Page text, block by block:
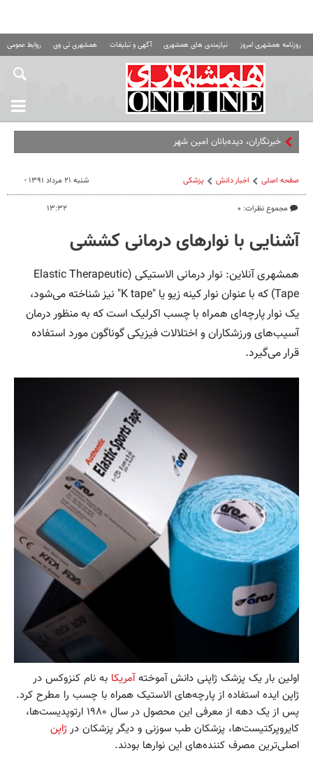
روزنامه همشهری امروز نیازمندی های همشهری آگهی و تبلیغات همشهری تی وی روابط عمومی
خبرنگاران، دیده‌بانان امین شهر
صفحه اصلی اخبار دانش پزشکی
مجموع نظرات: ۰
شنبه ۲۱ مرداد ۱۳۹۱ -
۱۳:۳۲
آشنایی با نوارهای درمانی کششی
همشهری آنلاین: نوار درمانی الاستیکی (Elastic Therapeutic
Tape) که با عنوان نوار کینه زیو یا "K tape" نیز شناخته می‌شود،
یک نوار پارچه‌ای همراه با چسب اکرلیک است که به منظور درمان
آسیب‌های ورزشکاران و اختلالات فیزیکی گوناگون مورد استفاده
قرار می‌گیرد.
اولین بار یک پزشک ژاپنی دانش آموختهآمریکا به نام کنزوکس در
ژاپن ایده استفاده از پارچه‌های الاستیک همراه با چسب را مطرح کرد.
پس از یک دهه از معرفی‌ این محصول در سال ۱۹۸۰ ارتوپدیست‌ها،
کایروپرکتیست‌ها، پزشکان طب سوزنی و دیگر پزشکان درژاپن
اصلی‌ترین مصرف کننده‌های این نوارها بودند.